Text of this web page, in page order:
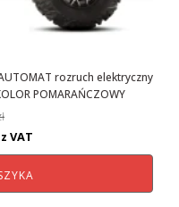
rozruch elektryczny
POMARAŃCZOWY
z VAT